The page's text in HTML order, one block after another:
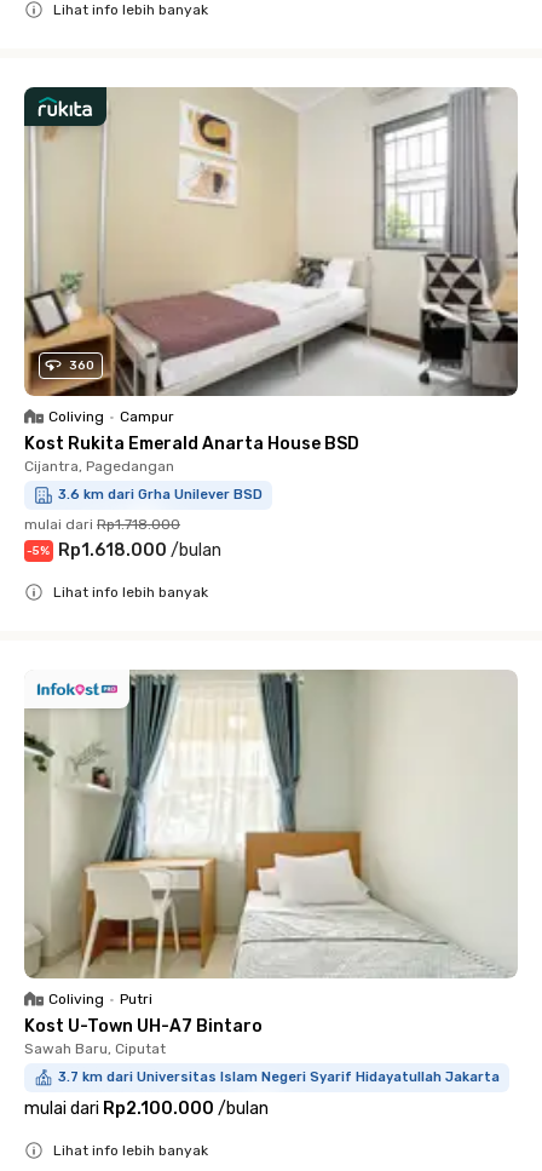
Lihat info lebih banyak
360
Coliving • Campur
Kost Rukita Emerald Anarta House BSD
Cijantra, Pagedangan
3.6 km dari Grha Unilever BSD
mulai dari Rp1.718.000
-5% Rp1.618.000 /bulan
Lihat info lebih banyak
Coliving • Putri
Kost U-Town UH-A7 Bintaro
Sawah Baru, Ciputat
3.7 km dari Universitas Islam Negeri Syarif Hidayatullah Jakarta
mulai dari Rp2.100.000 /bulan
Lihat info lebih banyak